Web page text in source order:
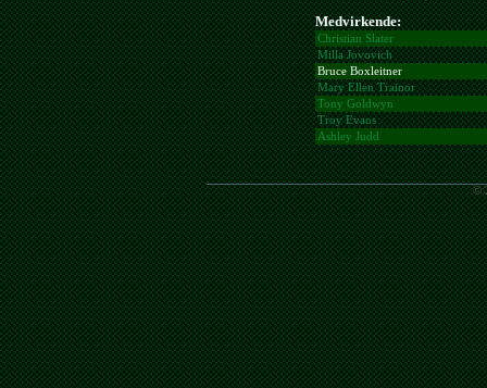
Medvirkende:
Christian Slater
Milla Jovovich
Bruce Boxleitner
Mary Ellen Trainor
Tony Goldwyn
Troy Evans
Ashley Judd
©